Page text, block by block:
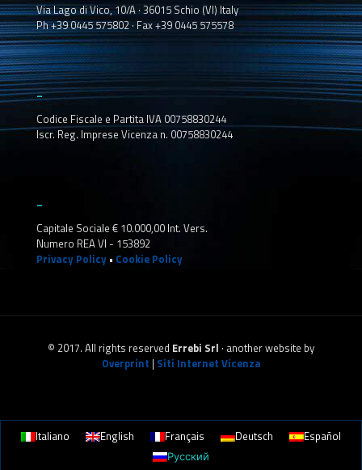
Via Lago di Vico, 10/A · 36015 Schio (VI) Italy
Ph +39 0445 575802 · Fax +39 0445 575578
_
Codice Fiscale e Partita IVA 00758830244
Iscr. Reg. Imprese Vicenza n. 00758830244
Capitale Sociale € 10.000,00 Int. Vers.
Numero REA VI - 153892
Privacy Policy • Cookie Policy
© 2017. All rights reserved Errebi Srl · another website by
Overprint | Siti Internet Vicenza
Italiano English Français Deutsch
Español
Русский